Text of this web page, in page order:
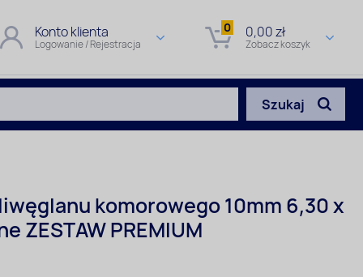
Konto klienta
Logowanie / Rejestracja
0,00 zł
Zobacz koszyk
0
Szukaj
komorowego 10mm 6,30 x
ZESTAW PREMIUM